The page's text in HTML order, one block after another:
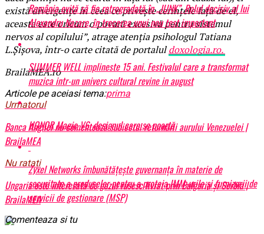
există divergențe în ceea ce privește cerințele față de el,
aceasta este oricum o povară excesivă pentru sistemul
nervos al copilului”, atrage atenţia psihologul Tatiana
L.Șișova, într-o carte citată de portaluldoxologia.ro.
BrailaMEA.ro
Articole pe aceiasi tema:prima
Urmatorul
Banca Angliei nu comentează subiectul returnării aurului Venezuelei |
BrailaMEA
Nu ratati
Ungaria este interesată de gazul rusesc livrat prin Bulgaria și Serbia |
BrailaMEA
România evită să fie retrogradată în „JUNK”. Rolul decisiv al lui
Alexandru Nazare, în trecerea unui nou test important
SUMMER WELL implineste 15 ani. Festivalul care a transformat
muzica intr-un univers cultural revine in august
HONOR Magic V6: designul care se poartă
Zyxel Networks îmbunătățește guvernanța în materie de
securitate a produselor pentru a proteja IMM-urile și furnizorii de
servicii de gestionare (MSP)
Comenteaza si tu